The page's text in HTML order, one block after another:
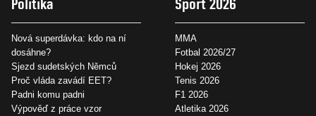
Politika
Nová superdávka: kdo na ní
dosáhne?
Sjezd sudetských Němců
Proč vláda zavádí EET?
Padni komu padni
Výpověď z práce vzor
Sport 2026
MMA
Fotbal 2026/27
Hokej 2026
Tenis 2026
F1 2026
Atletika 2026